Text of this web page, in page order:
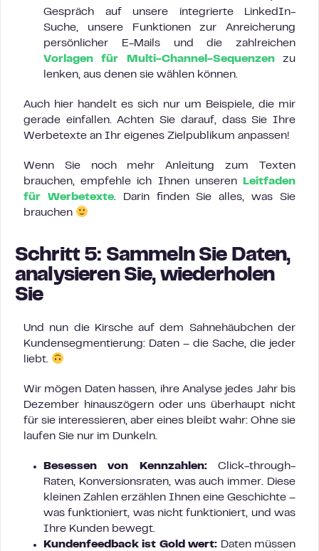
Gespräch auf unsere integrierte LinkedIn-
Suche, unsere Funktionen zur Anreicherung
persönlicher E-Mails und die zahlreichen
Vorlagen für Multi-Channel-Sequenzenzu
lenken, aus denen sie wählen können.
Auch hier handelt es sich nur um Beispiele, die mir
gerade einfallen. Achten Sie darauf, dass Sie Ihre
Werbetexte an Ihr eigenes Zielpublikum anpassen!
Wenn Sie noch mehr Anleitung zum Texten
brauchen, empfehle ich Ihnen unseren
Leitfaden
für Werbetexte. Darin finden Sie alles, was Sie
brauchen
Schritt 5: Sammeln Sie Daten,
analysieren Sie, wiederholen
Sie
Und nun die Kirsche auf dem Sahnehäubchen der
Kundensegmentierung: Daten – die Sache, die jeder
liebt.
Wir mögen Daten hassen, ihre Analyse jedes Jahr bis
Dezember hinauszögern oder uns überhaupt nicht
für sie interessieren, aber eines bleibt wahr: Ohne sie
laufen Sie nur im Dunkeln.
Besessen von Kennzahlen:Click-through-
Raten, Konversionsraten, was auch immer. Diese
kleinen Zahlen erzählen Ihnen eine Geschichte –
was funktioniert, was nicht funktioniert, und was
Ihre Kunden bewegt.
Kundenfeedback ist Gold wert: Daten müssen